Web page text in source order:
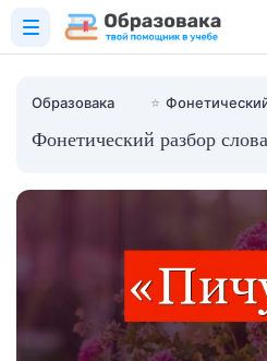
Образовака ⭐
Фонетический разбор